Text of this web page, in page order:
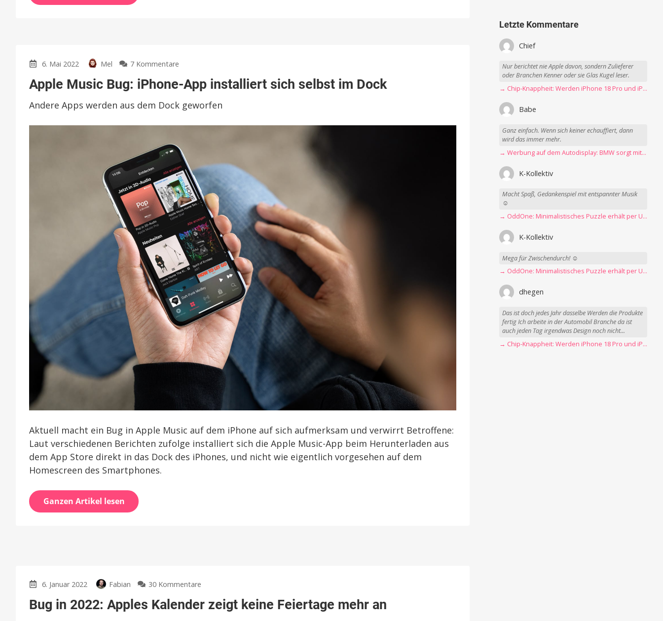
6. Mai 2022 Mel 7 Kommentare
Music
iPhone-
installiert
selbst
im
Dock
Apple Music Bug: iPhone-App installiert sich selbst im Dock
Andere Apps werden aus dem Dock geworfen
Aktuell macht ein Bug in Apple Music auf dem iPhone auf sich aufmerksam und verwirrt Betroffene:
Laut verschiedenen Berichten zufolge installiert sich die Apple Music-App beim Herunterladen aus
dem App Store direkt in das Dock des iPhones, und nicht wie eigentlich vorgesehen auf dem
Homescreen des Smartphones.
Ganzen Artikel lesen
6. Januar 2022 Fabian 30 Kommentare
in
Bug in 2022: Apples Kalender zeigt keine Feiertage mehr an
Letzte Kommentare
Chief
Nur berichtet nie Apple davon, sondern Zulieferer
oder Branchen Kenner oder sie Glas Kugel leser.
→ Chip-Knappheit: Werden iPhone 18 Pro und iPhone Ultra rechtzeitig fertig?
Babe
Ganz einfach. Wenn sich keiner echauffiert, dann
wird das immer mehr.
→ Werbung auf dem Autodisplay: BMW sorgt mit Spider-Man-Werbung für scharfe Kritik
K-Kollektiv
Macht Spaß, Gedankenspiel mit entspannter Musik
☺️
→ OddOne: Minimalistisches Puzzle erhält per Update 150 neue Level
K-Kollektiv
Mega für Zwischendurch! ☺️
→ OddOne: Minimalistisches Puzzle erhält per Update 150 neue Level
dhegen
Das ist doch jedes Jahr dasselbe Werden die Produkte
fertig Ich arbeite in der Automobil Branche da ist
auch jeden Tag irgendwas Design noch nicht...
→ Chip-Knappheit: Werden iPhone 18 Pro und iPhone Ultra rechtzeitig fertig?